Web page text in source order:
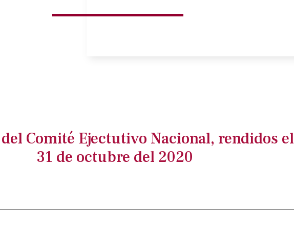
Comité Ejectutivo Nacional, rendidos el
31 de octubre del 2020